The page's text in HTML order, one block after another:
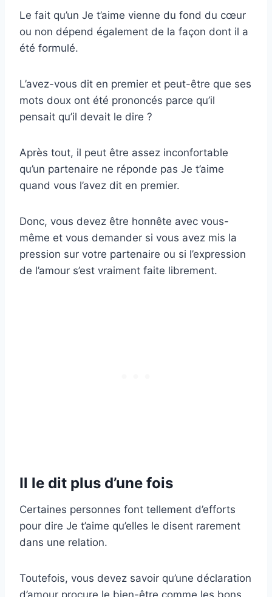
Le fait qu’un Je t’aime vienne du fond du cœur
ou non dépend également de la façon dont il a
été formulé.
L’avez-vous dit en premier et peut-être que ses
mots doux ont été prononcés parce qu’il
pensait qu’il devait le dire ?
Après tout, il peut être assez inconfortable
qu’un partenaire ne réponde pas Je t’aime
quand vous l’avez dit en premier.
Donc, vous devez être honnête avec vous-
même et vous demander si vous avez mis la
pression sur votre partenaire ou si l’expression
de l’amour s’est vraiment faite librement.
Il le dit plus d’une fois
Certaines personnes font tellement d’efforts
pour dire Je t’aime qu’elles le disent rarement
dans une relation.
Toutefois, vous devez savoir qu’une déclaration